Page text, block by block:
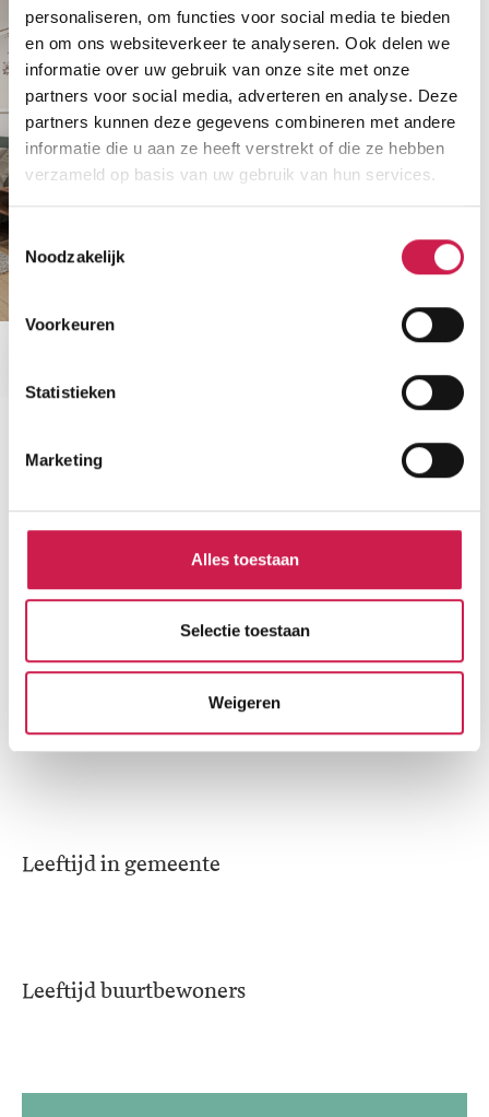
personaliseren, om functies voor social media te bieden
en om ons websiteverkeer te analyseren. Ook delen we
informatie over uw gebruik van onze site met onze
partners voor social media, adverteren en analyse. Deze
partners kunnen deze gegevens combineren met andere
informatie die u aan ze heeft verstrekt of die ze hebben
verzameld op basis van uw gebruik van hun services.
Toestemmingsselectie
Noodzakelijk
Voorkeuren
Statistieken
Marketing
Alles toestaan
Selectie toestaan
Weigeren
STATISTIEKEN
Burgerlijke staat
Ongehuwd
Verweduwd
Leeftijd in gemeente
Leeftijd buurtbewoners